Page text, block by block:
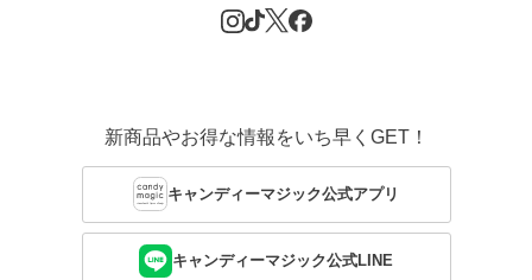
新商品やお得な情報をいち早くGET！
キャンディーマジック公式アプリ
キャンディーマジック公式LINE